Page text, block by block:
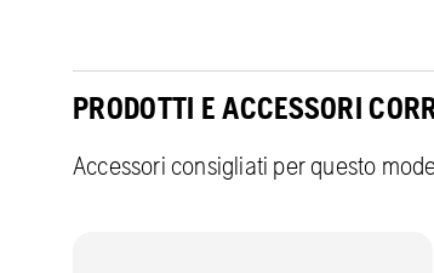
PRODOTTI E ACCESSORI
Accessori consigliati per questo